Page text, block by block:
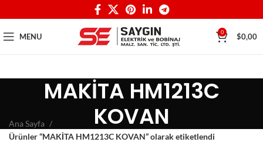
MENU 0 $0,00
MAKİTA HM1213C
KOVAN
Ana Sayfa
Ürünler “MAKİTA HM1213C KOVAN” olarak etiketlendi